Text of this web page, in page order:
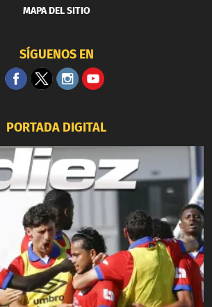
MAPA DEL SITIO
SÍGUENOS EN
PORTADA DIGITAL